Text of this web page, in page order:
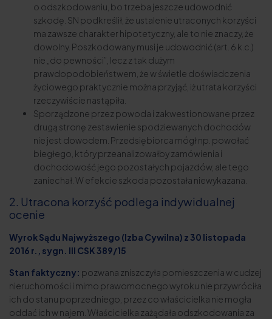
o odszkodowaniu, bo trzeba jeszcze udowodnić
szkodę. SN podkreślił, że ustalenie utraconych korzyści
ma zawsze charakter hipotetyczny, ale to nie znaczy, że
dowolny. Poszkodowany musi je udowodnić (art. 6 k.c.)
nie „do pewności”, lecz z tak dużym
prawdopodobieństwem, że w świetle doświadczenia
życiowego praktycznie można przyjąć, iż utrata korzyści
rzeczywiście nastąpiła.
Sporządzone przez powoda i zakwestionowane przez
drugą stronę zestawienie spodziewanych dochodów
nie jest dowodem. Przedsiębiorca mógł np. powołać
biegłego, który przeanalizowałby zamówienia i
dochodowość jego pozostałych pojazdów, ale tego
zaniechał. W efekcie szkoda pozostała niewykazana.
2. Utracona korzyść podlega indywidualnej
ocenie
Wyrok Sądu Najwyższego (Izba Cywilna) z 30 listopada
2016 r., sygn. III CSK 389/15
Stan faktyczny: pozwana zniszczyła pomieszczenia w cudzej
nieruchomości i mimo prawomocnego wyroku nie przywróciła
ich do stanu poprzedniego, przez co właścicielka nie mogła
oddać ich w najem. Właścicielka zażądała odszkodowania za